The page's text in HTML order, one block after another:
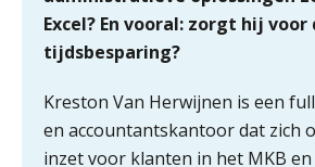
Excel? En vooral: zorgt hij
tijdsbesparing?
Kreston Van Herwijnen is een
en accountantskantoor dat zich
inzet voor klanten in het MKB